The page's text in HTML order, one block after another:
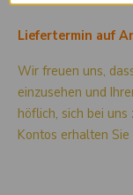
Liefertermin auf
Wir freuen uns,
einzusehen und
höflich, sich bei
Kontos erhalten